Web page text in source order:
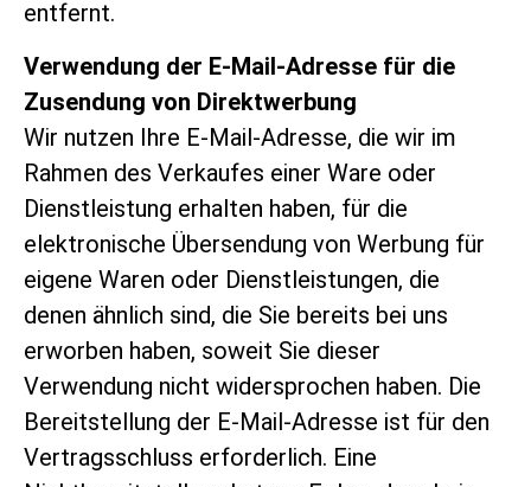
entfernt.
Verwendung der E-Mail-Adresse für die
Zusendung von Direktwerbung
Wir nutzen Ihre E-Mail-Adresse, die wir im
Rahmen des Verkaufes einer Ware oder
Dienstleistung erhalten haben, für die
elektronische Übersendung von Werbung für
eigene Waren oder Dienstleistungen, die
denen ähnlich sind, die Sie bereits bei uns
erworben haben, soweit Sie dieser
Verwendung nicht widersprochen haben. Die
Bereitstellung der E-Mail-Adresse ist für den
Vertragsschluss erforderlich. Eine